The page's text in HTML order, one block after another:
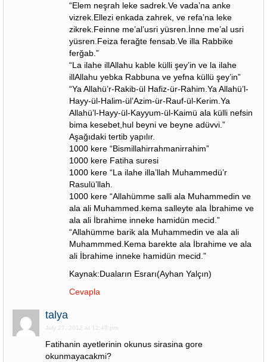
“Elem neşrah leke sadrek.Ve vada’na anke
vizrek.Ellezi enkada zahrek, ve refa’na leke
zikrek.Feinne me’al’usri yüsren.İnne me’al usri
yüsren.Feiza ferağte fensab.Ve illa Rabbike
ferğab.”
“La ilahe illAllahu kable külli şey’in ve la ilahe
illAllahu yebka Rabbuna ve yefna küllü şey’in”
“Ya Allahü’r-Rakib-ül Hafiz-ür-Rahim.Ya Allahü’l-
Hayy-ül-Halim-ül’Azim-ür-Rauf-ül-Kerim.Ya
Allahü’l-Hayy-ül-Kayyum-ül-Kaimü ala külli nefsin
bima kesebet,hul beyni ve beyne adüvvi.”
Aşağıdaki tertib yapılır.
1000 kere “Bismillahirrahmanirrahim”
1000 kere Fatiha suresi
1000 kere “La ilahe illa’llah Muhammedü’r
Rasulü’llah.
1000 kere “Allahümme salli ala Muhammedin ve
ala ali Muhammed.kema salleyte ala İbrahime ve
ala ali İbrahime inneke hamidün mecid.”
“Allahümme barik ala Muhammedin ve ala ali
Muhammmed.Kema barekte ala İbrahime ve ala
ali İbrahime inneke hamidün mecid.”
Kaynak:Duaların Esrarı(Ayhan Yalçın)
Cevapla
talya
July 27, 2012 at 12:49 pm
Fatihanin ayetlerinin okunus sirasina gore
okunmayacakmi?